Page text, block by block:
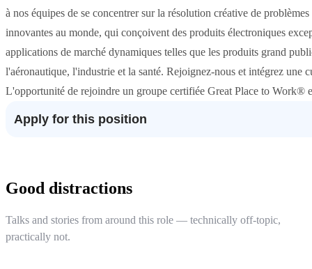
à nos équipes de se concentrer sur la résolution créative de
innovantes au monde, qui conçoivent des produits électroniques
applications de marché dynamiques telles que les produits grand
l'aéronautique, l'industrie et la santé. Rejoignez-nous et intégrez
L'opportunité de rejoindre un groupe certifiée Great Place to Work®
Apply for this position
Good distractions
Talks and stories from around this role — technically off-topic,
practically not.